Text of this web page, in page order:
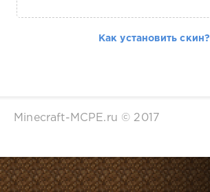
Как установить скин?
Minecraft-MCPE.ru © 2017